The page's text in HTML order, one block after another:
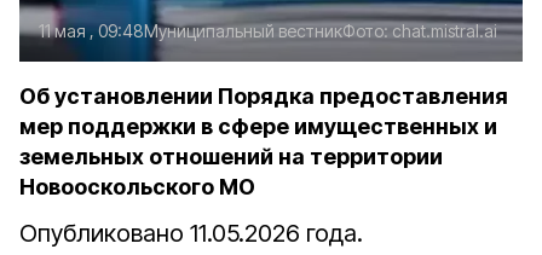
11 мая , 09:48Муниципальный вестникФото: chat.mistral.ai
Об установлении Порядка предоставления
мер поддержки в сфере имущественных и
земельных отношений на территории
Новооскольского МО
Опубликовано 11.05.2026 года.